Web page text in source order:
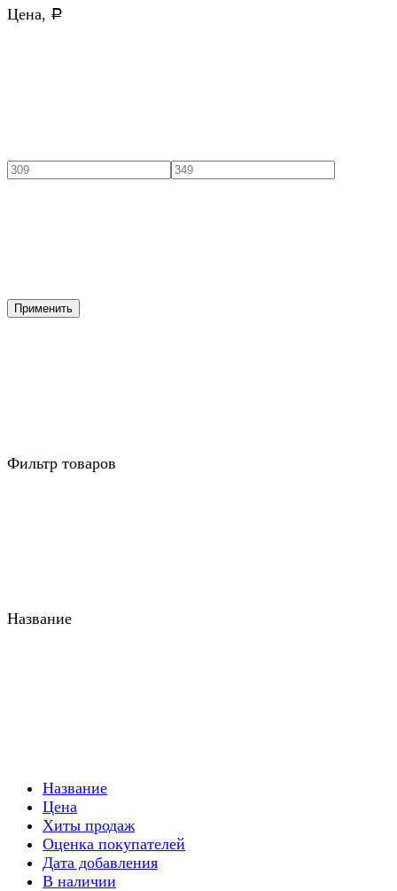
Цена, Р
Применить
Фильтр товаров
Название
Название
Цена
Хиты продаж
Оценка покупателей
Дата добавления
В наличии